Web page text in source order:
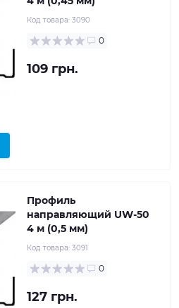
Код товара: 3090
0
109 грн.
Профиль
направляющий UW-50
4 м (0,5 мм)
Код товара: 3091
0
127 грн.